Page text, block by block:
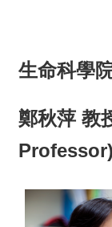
生命科學
鄭秋萍 教
Professor)